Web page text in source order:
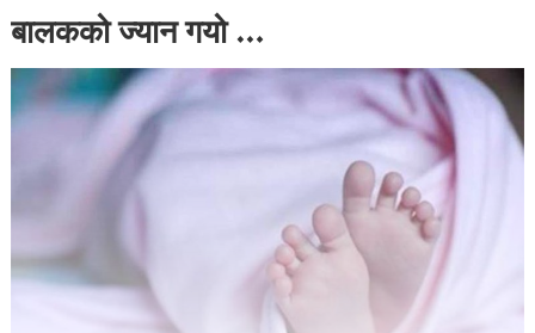
बालकको ज्यान गयो …